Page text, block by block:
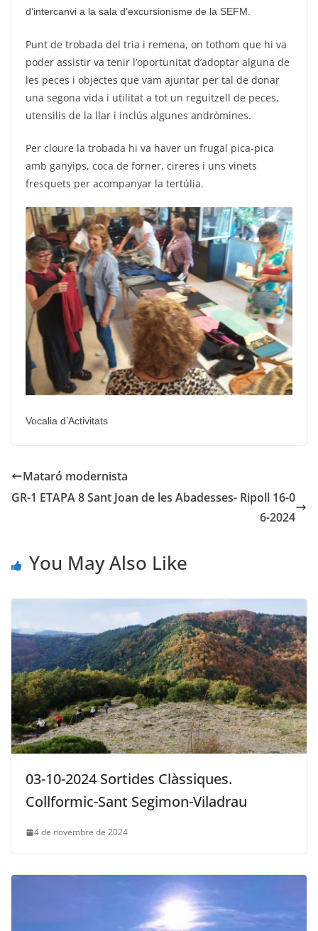
d’intercanvi a la sala d’excursionisme de la SEFM
Punt de trobada del tria i remena, on tothom que hi va
poder assistir va tenir l’oportunitat d’adoptar alguna de
les peces i objectes que vam ajuntar per tal de donar
una segona vida i utilitat a tot un reguitzell de peces,
utensilis de la llar i inclús algunes andròmines.
Per cloure la trobada hi va haver un frugal pica-pica
amb ganyips, coca de forner, cireres i uns vinets
fresquets per acompanyar la tertúlia.
Vocalia d’Activitats
Mataró modernista
GR-1 ETAPA 8 Sant Joan de les Abadesses- Ripoll 16-0
6-2024
You May Also Like
03-10-2024 Sortides Clàssiques.
Collformic-Sant Segimon-Viladrau
4 de novembre de 2024